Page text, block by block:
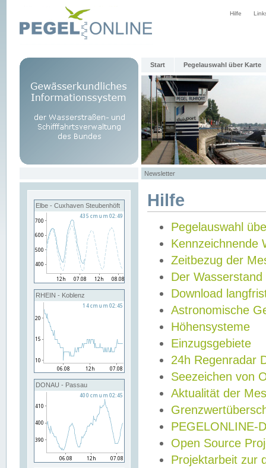
Hilfe
Start Pegelauswahl über Karte
Newsletter
Elbe - Cuxhaven Steubenhöft
RHEIN - Koblenz
DONAU - Passau
Hilfe
Pegelauswahl
Kennzeichnende
Zeitbezug der
Der Wasserstand
Download
Astronomische
Höhensysteme
Einzugsgebiete
24h Regenradar
Seezeichen von
Aktualität der
PEGELONLINE-
Open Source
Projektarbeit zur